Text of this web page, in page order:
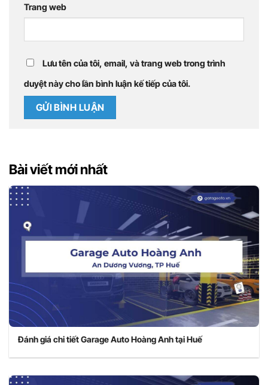
Trang web
Lưu tên của tôi, email, và trang web trong trình
duyệt này cho lần bình luận kế tiếp của tôi.
Bài viết mới nhất
Đánh giá chi tiết Garage Auto Hoàng Anh tại Huế